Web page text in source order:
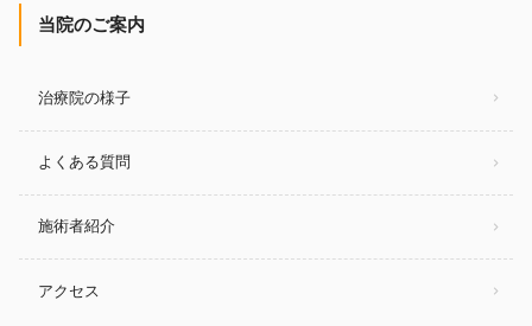
当院のご案内
治療院の様子
よくある質問
施術者紹介
アクセス